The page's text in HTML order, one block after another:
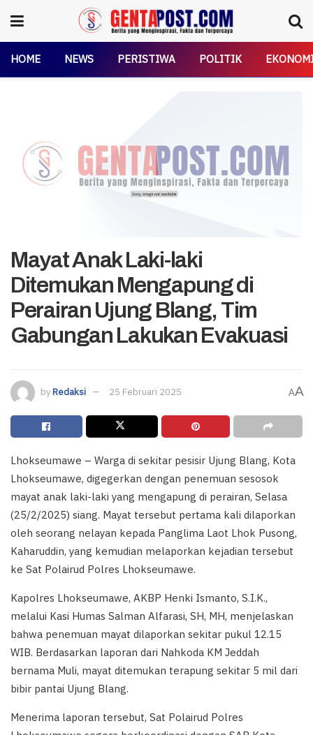
HOME NEWS PERISTIWA POLITIK
Mayat Anak Laki-laki
Ditemukan Mengapung di
Perairan Ujung Blang, Tim
Gabungan Lakukan Evakuasi
byRedaksi 25 Februari 2025 AA
Lhokseumawe – Warga di sekitar pesisir Ujung Blang, Kota
Lhokseumawe, digegerkan dengan penemuan sesosok
mayat anak laki-laki yang mengapung di perairan, Selasa
(25/2/2025) siang. Mayat tersebut pertama kali dilaporkan
oleh seorang nelayan kepada Panglima Laot Lhok Pusong,
Kaharuddin, yang kemudian melaporkan kejadian tersebut
ke Sat Polairud Polres Lhokseumawe.
Kapolres Lhokseumawe, AKBP Henki Ismanto, S.I.K.,
melalui Kasi Humas Salman Alfarasi, SH, MH, menjelaskan
bahwa penemuan mayat dilaporkan sekitar pukul 12.15
WIB. Berdasarkan laporan dari Nahkoda KM Jeddah
bernama Muli, mayat ditemukan terapung sekitar 5 mil dari
bibir pantai Ujung Blang.
Menerima laporan tersebut, Sat Polairud Polres